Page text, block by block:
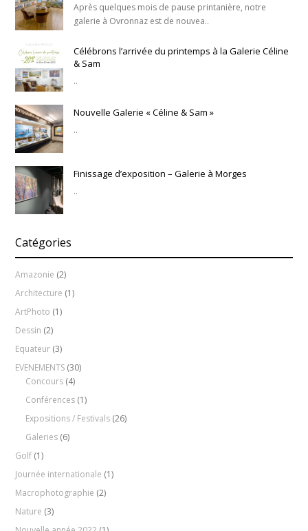
Après quelques mois de pause printanière, notre
galerie à Ovronnaz est de nouvea..
Célébrons l’arrivée du printemps à la Galerie Céline
& Sam
..
Nouvelle Galerie « Céline & Sam »
..
Finissage d’exposition – Galerie à Morges
..
Catégories
Amazonie (2)
Architecture (1)
ArtPhoto (1)
Dessin (2)
Equateur (3)
EVENEMENTS (30)
Concours (4)
Conférences (1)
Expositions / Festivals (26)
Galeries (6)
Golf (1)
Journée internationale (1)
Macrophotographie (2)
Nature (3)